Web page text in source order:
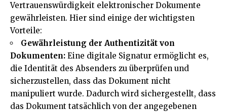
Vertrauenswürdigkeit elektronischer Dokumente
gewährleisten. Hier sind einige der wichtigsten
Vorteile:
Gewährleistung der Authentizität von
Dokumenten: Eine digitale Signatur ermöglicht es,
die Identität des Absenders zu überprüfen und
sicherzustellen, dass das Dokument nicht
manipuliert wurde. Dadurch wird sichergestellt, dass
das Dokument tatsächlich von der angegebenen